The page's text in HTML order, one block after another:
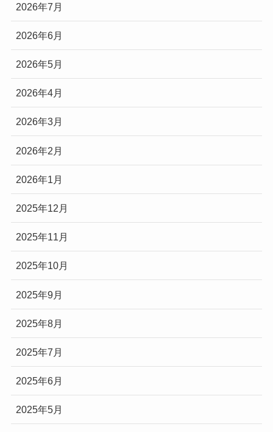
2026年7月
2026年6月
2026年5月
2026年4月
2026年3月
2026年2月
2026年1月
2025年12月
2025年11月
2025年10月
2025年9月
2025年8月
2025年7月
2025年6月
2025年5月